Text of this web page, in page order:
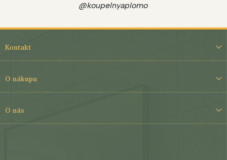
@koupelnyaplomo
í
Kontakt
O nákupu
O nás